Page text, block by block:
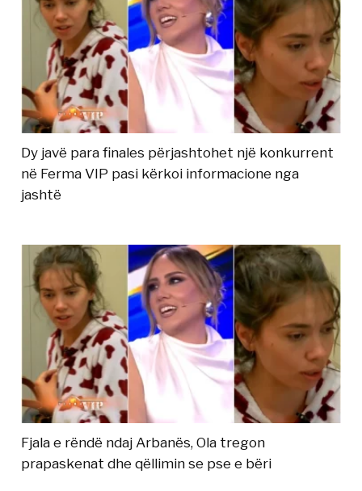
Dy javë para finales përjashtohet një konkurrent
në Ferma VIP pasi kërkoi informacione nga
jashtë
Fjala e rëndë ndaj Arbanës, Ola tregon
prapaskenat dhe qëllimin se pse e bëri